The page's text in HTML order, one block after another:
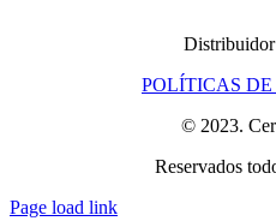
POLÍTICAS
© 2023.
Reservados
Page load link